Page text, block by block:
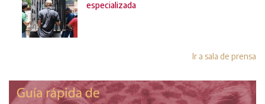
especializada
Ir a sala de prensa